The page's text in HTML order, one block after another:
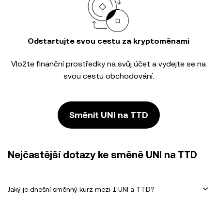
Odstartujte svou cestu za kryptoměnami
Vložte finanční prostředky na svůj účet a vydejte se na
svou cestu obchodování.
Směnit UNI na TTD
Nejčastější dotazy ke směně UNI na TTD
Jaký je dnešní směnný kurz mezi 1 UNI a TTD?